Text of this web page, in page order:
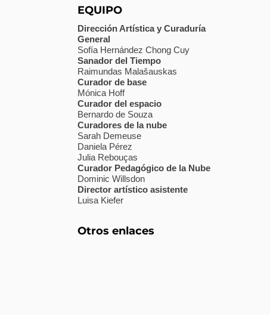
EQUIPO
Dirección Artística y Curaduría
General
Sofía Hernández Chong Cuy
Sanador del Tiempo
Raimundas Malašauskas
Curador de base
Mónica Hoff
Curador del espacio
Bernardo de Souza
Curadores de la nube
Sarah Demeuse
Daniela Pérez
Julia Rebouças
Curador Pedagógico de la Nube
Dominic Willsdon
Director artístico asistente
Luisa Kiefer
Otros enlaces